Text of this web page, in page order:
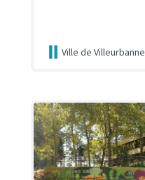
Ville de Villeurbanne